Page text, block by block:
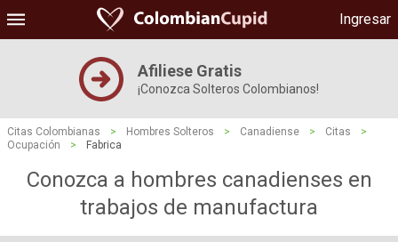
Ingresar
Afiliese Gratis
¡Conozca Solteros Colombianos!
Citas Colombianas > Hombres Solteros > Canadiense > Citas
>
Ocupación
> Fabrica
Conozca a hombres canadienses en
trabajos de manufactura